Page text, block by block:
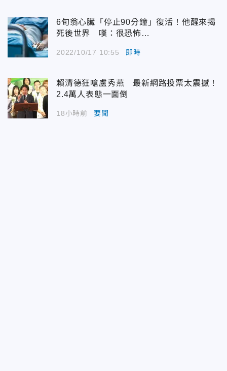
6旬翁心臟「停止90分鐘」復活！他醒來揭
死後世界 嘆：很恐怖…
2022/10/17 10:55 即時
賴清德狂嗆盧秀燕 最新網路投票太震撼！
2.4萬人表態一面倒
18小時前 要聞